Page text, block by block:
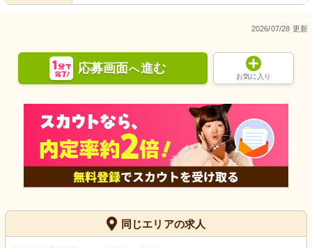
2026/07/28 更新
応募画面へ進む
お気に入り
同じエリアの求人